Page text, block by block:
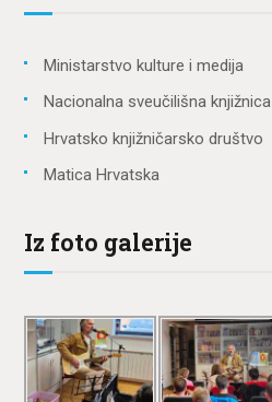
Ministarstvo kulture i medija
Nacionalna sveučilišna knjižnica
Hrvatsko knjižničarsko društvo
Matica Hrvatska
Iz foto galerije